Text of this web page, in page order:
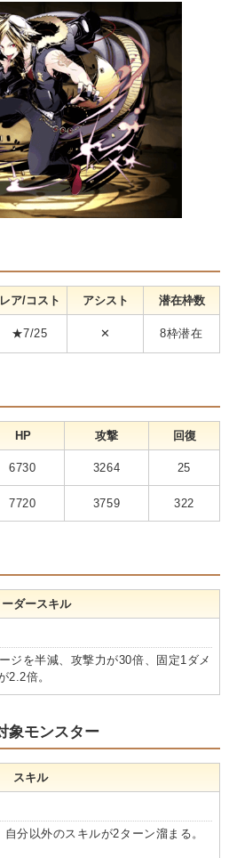
レア/コスト アシスト 潜在枠数
★7/25 ✕ 8枠潜在
HP 攻撃 回復
6730 3264 25
7720 3759 322
ーダースキル
ジを半減、攻撃力が30倍、固定1ダメ
2.2倍。
象モンスター
スキル
分以外のスキルが2ターン溜まる。